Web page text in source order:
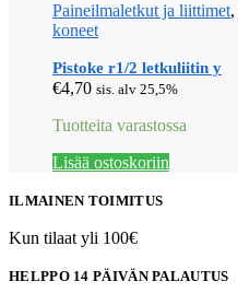
Paineilmaletkut ja liittimet,
koneet
Pistoke r1/2 letkuliitin y
€4,70 sis. alv 25,5%
Tuotteita varastossa
Lisää ostoskoriin
ILMAINEN TOIMITUS
Kun tilaat yli 100€
HELPPO 14 PÄIVÄN PALAUTUS